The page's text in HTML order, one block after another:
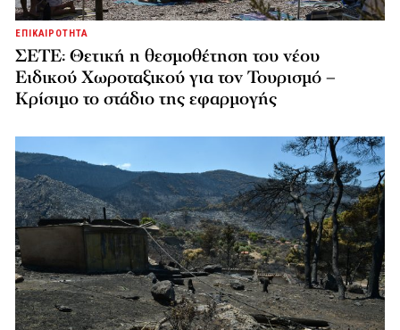
ΕΠΙΚΑΙΡΟΤΗΤΑ
ΣΕΤΕ: Θετική η θεσμοθέτηση του νέου
Ειδικού Χωροταξικού για τον Τουρισμό –
Κρίσιμο το στάδιο της εφαρμογής